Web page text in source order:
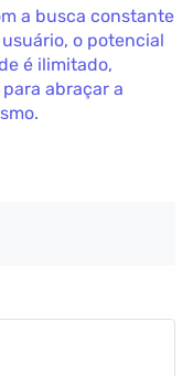
a busca constante
o potencial
é ilimitado,
abraçar a